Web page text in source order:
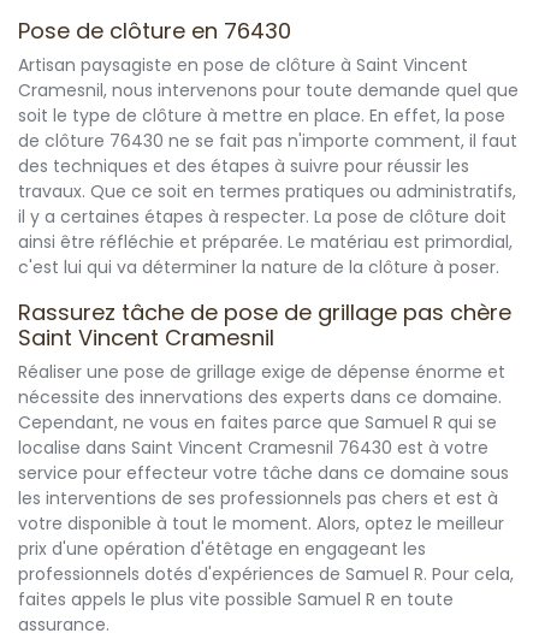
Pose de clôture en 76430
Artisan paysagiste en pose de clôture à Saint Vincent
Cramesnil, nous intervenons pour toute demande quel que
soit le type de clôture à mettre en place. En effet, la pose
de clôture 76430 ne se fait pas n'importe comment, il faut
des techniques et des étapes à suivre pour réussir les
travaux. Que ce soit en termes pratiques ou administratifs,
il y a certaines étapes à respecter. La pose de clôture doit
ainsi être réfléchie et préparée. Le matériau est primordial,
c'est lui qui va déterminer la nature de la clôture à poser.
Rassurez tâche de pose de grillage pas chère
Saint Vincent Cramesnil
Réaliser une pose de grillage exige de dépense énorme et
nécessite des innervations des experts dans ce domaine.
Cependant, ne vous en faites parce que Samuel R qui se
localise dans Saint Vincent Cramesnil 76430 est à votre
service pour effecteur votre tâche dans ce domaine sous
les interventions de ses professionnels pas chers et est à
votre disponible à tout le moment. Alors, optez le meilleur
prix d'une opération d'étêtage en engageant les
professionnels dotés d'expériences de Samuel R. Pour cela,
faites appels le plus vite possible Samuel R en toute
assurance.